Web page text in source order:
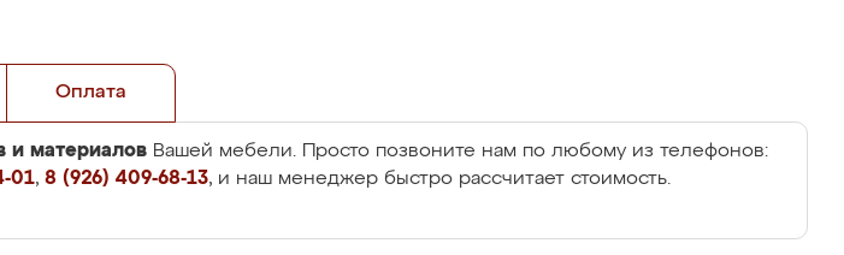
Оплата
и материалов Вашей мебели. Просто позвоните нам по любому из телефонов:
01, 8 (926) 409-68-13, и наш менеджер быстро рассчитает стоимость.